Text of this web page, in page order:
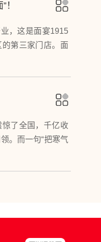
！
，这是面宴1915
第三家门店。面
了全国，千亿收
。而一句“把寒气